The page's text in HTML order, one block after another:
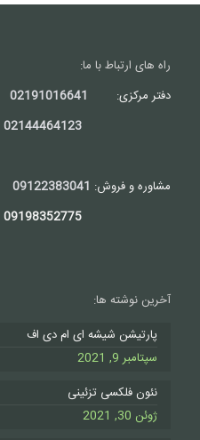
راه های ارتباط با ما:
دفتر مرکزی: 02191016641
02144464123
مشاوره و فروش: 09122383041
آخرین نوشته ها:
پارتیشن شیشه ای ام دی اف
سپتامبر 9, 2021
نئون فلکسی تزئینی
ژوئن 30, 2021